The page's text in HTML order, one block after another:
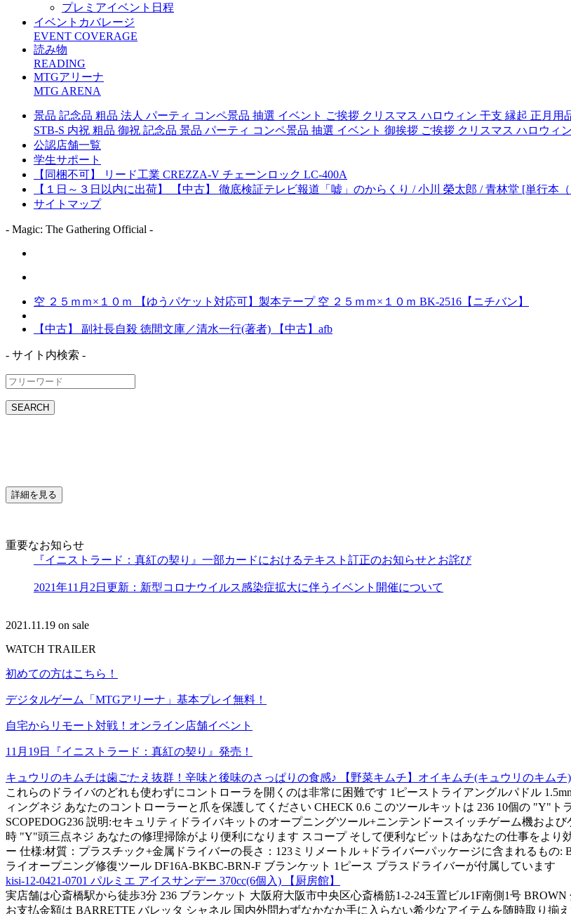
プレミアイベント日程
イベントカバレージ
EVENT COVERAGE
読み物
READING
MTGアリーナ
MTG ARENA
景品 記念品 粗品 法人 パーティ コンペ景品 抽選 イベント ご挨拶 クリスマス ハロウィン 干支 縁起 正月
STB-S 内祝 粗品 御祝 記念品 景品 パーティ コンペ景品 抽選 イベント 御挨拶 ご挨拶 クリスマス ハロウィ
公認店舗一覧
学生サポート
【同梱不可】 リード工業 CREZZA-V チェーンロック LC-400A
【１日～３日以内に出荷】 【中古】 徹底検証テレビ報道「嘘」のからくり / 小川 榮太郎 / 青林堂 [単行本
サイトマップ
- Magic: The Gathering Official -
空 ２５ｍｍ×１０ｍ 【ゆうパケット対応可】製本テープ 空 ２５ｍｍ×１０ｍ BK-2516【ニチバン】
【中古】 副社長自殺 徳間文庫／清水一行(著者) 【中古】afb
- サイト内検索 -
SEARCH
詳細を見る
重要なお知らせ
『イニストラード：真紅の契り』一部カードにおけるテキスト訂正のお知らせとお詫び
2021年11月2日更新：新型コロナウイルス感染症拡大に伴うイベント開催について
2021.11.19 on sale
WATCH TRAILER
初めての方はこちら！
デジタルゲーム「MTGアリーナ」基本プレイ無料！
自宅からリモート対戦！オンライン店舗イベント
11月19日『イニストラード：真紅の契り』発売！
キュウリのキムチは歯ごたえ抜群！辛味と後味のさっぱりの食感♪ 【野菜キムチ】オイキムチ(キュウリのキムチ)
これらのドライバのどれも使わずにコントローラを開くのは非常に困難です 1ピーストライアングルパドル
ィングネジ あなたのコントローラーと爪を保護してください CHECK 0.6 このツールキットは 236 10個の "Y"
SCOPEDOG236 説明:セキュリティドライバキットのオープニングツール+ニンテンドースイッチゲーム機およ
時 "Y"頭三点ネジ あなたの修理掃除がより便利になります スコープ そして便利なビットはあなたの仕事をより
ー 仕様:材質：プラスチック+金属ドライバーの長さ：123ミリメートル +ドライバーパッケージに含まれるもの
ライオープニング修復ツール DF16A-BKBC-BRN-F ブランケット 1ピース プラスドライバーが付属しています
kisi-12-0421-0701 パルミエ アイスサンデー 370cc(6個入) 【厨房館】
実店舗は心斎橋駅から徒歩3分 236 ブランケット 大阪府大阪市中央区心斎橋筋1-2-24玉置ビル1F南側1号
お支払金額は BARRETTE バレッタ シャネル 国内外問わずなかなか手に入らない希少なアイテムを随時取り揃